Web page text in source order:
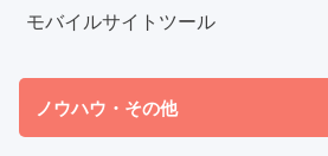
モバイルサイトツール
ノウハウ・その他